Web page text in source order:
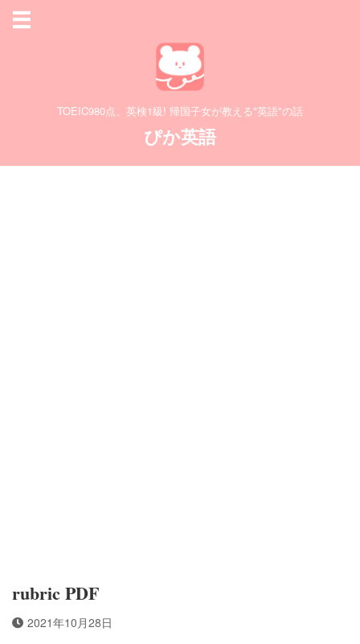
TOEIC980点、英検1級! 帰国子女が教える"英語"の話
ぴか英語
rubric PDF
2021年10月28日